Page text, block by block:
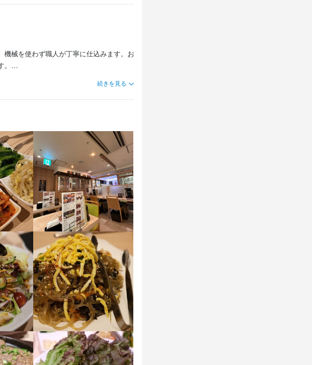
械を使わず職人が丁寧に仕込みます。お
意。少人数向けの個室や宴会向けの個室
供しています。四季折々の期間限定メニ
続きを見る
る
月給：30万円〜
月給：25万円〜
月給：25万円〜
月給：30万円〜
時給：1,400円〜
る
時給： 1,500円〜1,800円
時給：1,500円〜1,800円
る
月給： 26万円〜35万円
時給：1,200円〜
る
時給： 1,300円〜1,625円
月給：30万円〜
月給：30万円〜